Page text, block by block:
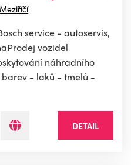
service - autoservis,
vozidel
náhradního
barev - laků - tmelů -
DETAIL